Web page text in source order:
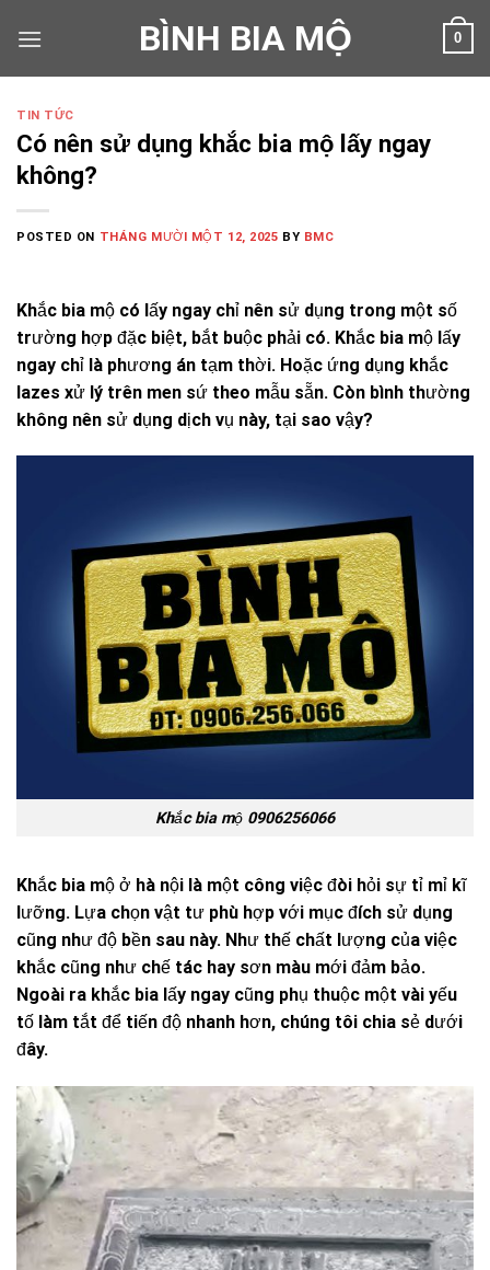
BÌNH BIA MỘ 0
TIN TỨC
Có nên sử dụng khắc bia mộ lấy ngay
không?
POSTED ON THÁNG MƯỜI MỘT 12, 2025 BY BMC
Khắc bia mộ có lấy ngay chỉ nên sử dụng trong một số
trường hợp đặc biệt, bắt buộc phải có. Khắc bia mộ lấy
ngay chỉ là phương án tạm thời. Hoặc ứng dụng khắc
lazes xử lý trên men sứ theo mẫu sẵn. Còn bình thường
không nên sử dụng dịch vụ này, tại sao vậy?
Khắc bia mộ 0906256066
Khắc bia mộ ở hà nội là một công việc đòi hỏi sự tỉ mỉ kĩ
lưỡng. Lựa chọn vật tư phù hợp với mục đích sử dụng
cũng như độ bền sau này. Như thế chất lượng của việc
khắc cũng như chế tác hay sơn màu mới đảm bảo.
Ngoài ra khắc bia lấy ngay cũng phụ thuộc một vài yếu
tố làm tắt để tiến độ nhanh hơn, chúng tôi chia sẻ dưới
đây.